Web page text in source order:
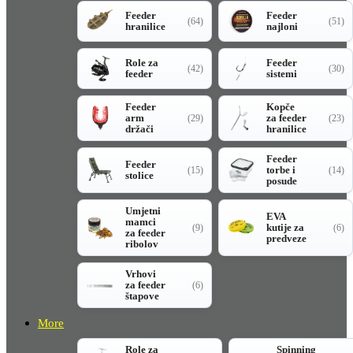
Feeder
hranilice
(64)
Feeder
najloni
(51)
Role za
feeder
(42)
Feeder
sistemi
(30)
Feeder
arm
držači
(29)
Kopče
za feeder
hranilice
(23)
Feeder
stolice
(15)
Feeder
torbe i
posude
(14)
Umjetni
mamci
za feeder
ribolov
(9)
EVA
kutije za
predveze
(6)
Vrhovi
za feeder
štapove
(6)
More
Role za
Spinning